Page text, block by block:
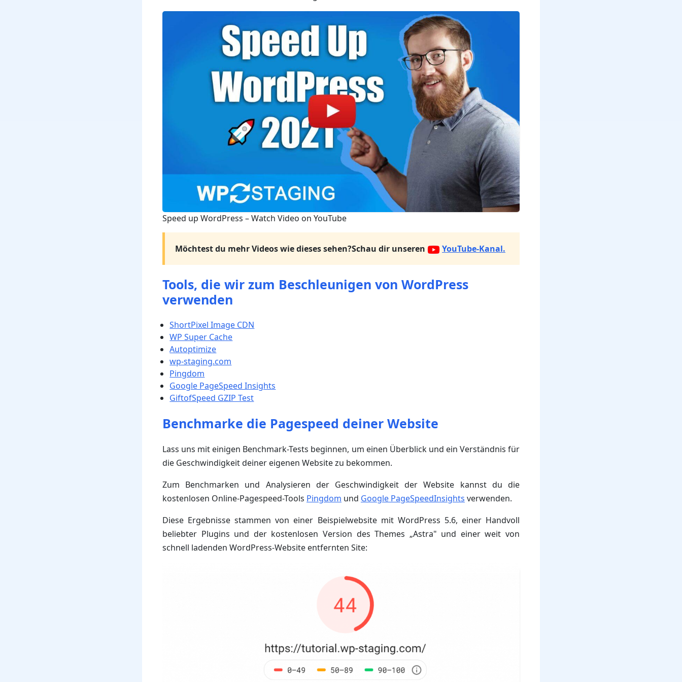
Speed up WordPress – Watch Video on YouTube
Möchtest du mehr Videos wie dieses sehen?Schau dir unseren YouTube-Kanal.
Tools, die wir zum Beschleunigen von WordPress
verwenden
ShortPixel Image CDN
WP Super Cache
Autoptimize
wp-staging.com
Pingdom
Google PageSpeed Insights
GiftofSpeed GZIP Test
Benchmarke die Pagespeed deiner Website
Lass uns mit einigen Benchmark-Tests beginnen, um einen Überblick und ein Verständnis für
die Geschwindigkeit deiner eigenen Website zu bekommen.
Zum Benchmarken und Analysieren der Geschwindigkeit der Website kannst du die
kostenlosen Online-Pagespeed-Tools Pingdom und Google PageSpeedInsights verwenden.
Diese Ergebnisse stammen von einer Beispielwebsite mit WordPress 5.6, einer Handvoll
beliebter Plugins und der kostenlosen Version des Themes „Astra" und einer weit von
schnell ladenden WordPress-Website entfernten Site: